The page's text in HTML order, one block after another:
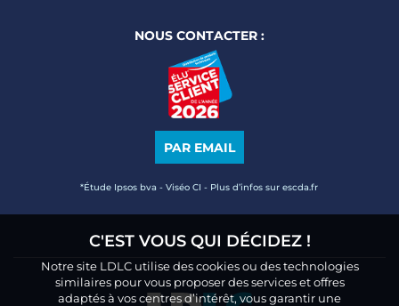
NOUS CONTACTER :
PAR EMAIL
*Étude Ipsos bva - Viséo CI - Plus d’infos sur escda.fr
C'EST VOUS QUI DÉCIDEZ !
Notre site LDLC utilise des cookies ou des technologies
similaires pour vous proposer des services et offres
adaptés à vos centres d’intérêt, vous garantir une